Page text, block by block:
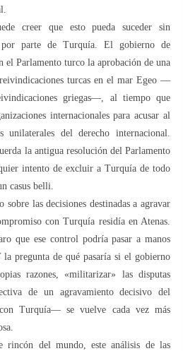
creer que esto pueda suceder sin
por parte de Turquía. El gobierno de
el Parlamento turco la aprobación de una
turcas en el mar Egeo —
griegas—, al tiempo que
internacionales para acusar al
del derecho internacional.
la antigua resolución del Parlamento
intento de excluir a Turquía de todo
casus belli.
las decisiones destinadas a agravar
con Turquía residía en Atenas.
que ese control podría pasar a manos
pregunta de qué pasaría si el gobierno
razones, «militarizar» las disputas
de un agravamiento decisivo del
Turquía— se vuelve cada vez más
rincón del mundo, este análisis de las